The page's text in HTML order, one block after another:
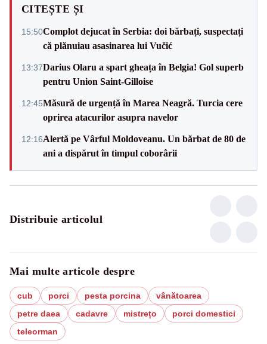
CITEȘTE ȘI
15:50Complot dejucat în Serbia: doi bărbați, suspectați
că plănuiau asasinarea lui Vučić
13:37Darius Olaru a spart gheața în Belgia! Gol superb
pentru Union Saint-Gilloise
12:45Măsură de urgență în Marea Neagră. Turcia cere
oprirea atacurilor asupra navelor
12:16Alertă pe Vârful Moldoveanu. Un bărbat de 80 de
ani a dispărut în timpul coborârii
Distribuie articolul
Mai multe articole despre
cub porci pesta porcina
vânătoarea
petre daea
cadavre mistrețo
porci domestici
teleorman